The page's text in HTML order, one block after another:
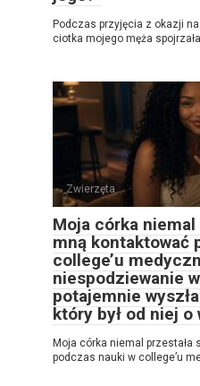
Podczas przyjęcia z okazji
ciotka mojego męża
Zwierzęta
Moja córka
mną kontaktować
college’u
niespodziewanie
potajemnie
który był od niej
Moja córka niemal przestała
podczas nauki w college’u